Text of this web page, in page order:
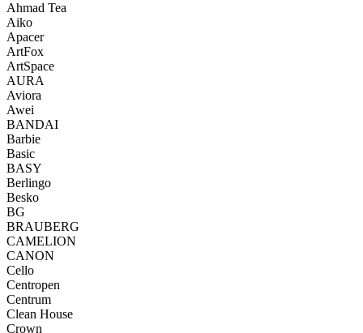
Ahmad Tea
Aiko
Apacer
ArtFox
ArtSpace
AURA
Aviora
Awei
BANDAI
Barbie
Basic
BASY
Berlingo
Besko
BG
BRAUBERG
CAMELION
CANON
Cello
Centropen
Centrum
Clean House
Crown